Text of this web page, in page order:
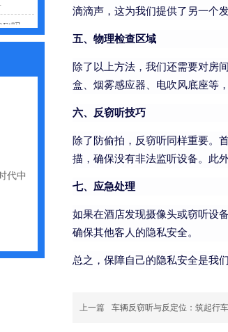
？
GPS定位器防追踪指南：从原理到排查一次讲清
代中
滴滴声，这为我们提供了另一个
五、物理检查区域
除了以上方法，我们还需要对房
盒、烟雾感应器、电吹风底座等
六、反窃听技巧
除了防偷拍，反窃听同样重要。
描，确保没有非法监听设备。此
七、应急处理
如果在酒店发现摄像头或窃听设
确保其他客人的隐私安全。
总之，保障自己的隐私安全是我
上一篇 车辆反窃听与反定位：筑起行